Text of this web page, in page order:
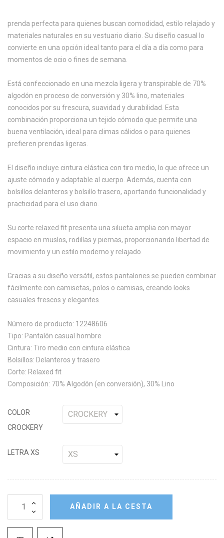
prenda perfecta para quienes buscan comodidad, estilo relajado y
materiales naturales en su vestuario diario. Su diseño casual lo
convierte en una opción ideal tanto para el día a día como para
momentos de ocio o fines de semana.
Está confeccionado en una mezcla ligera y transpirable de 70%
algodón en proceso de conversión y 30% lino, materiales
conocidos por su frescura, suavidad y durabilidad. Esta
combinación proporciona un tejido cómodo que permite una
buena ventilación, ideal para climas cálidos o para quienes
prefieren prendas ligeras.
El diseño incluye cintura elástica con tiro medio, lo que ofrece un
ajuste cómodo y adaptable al cuerpo. Además, cuenta con
bolsillos delanteros y bolsillo trasero, aportando funcionalidad y
practicidad para el uso diario.
Su corte relaxed fit presenta una silueta amplia con mayor
espacio en muslos, rodillas y piernas, proporcionando libertad de
movimiento y un estilo moderno y relajado.
Gracias a su diseño versátil, estos pantalones se pueden combinar
fácilmente con camisetas, polos o camisas, creando looks
casuales frescos y elegantes.
Número de producto: 12248606
Tipo: Pantalón casual hombre
Cintura: Tiro medio con cintura elástica
Bolsillos: Delanteros y trasero
Corte: Relaxed fit
Composición: 70% Algodón (en conversión), 30% Lino
COLOR
CROCKERY
LETRA XS
AÑADIR A LA CESTA